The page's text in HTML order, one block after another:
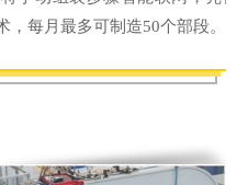
每月最多可制造50个部段。